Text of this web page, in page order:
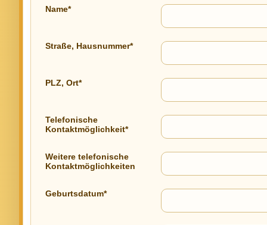
Name*
Straße, Hausnummer*
PLZ, Ort*
Telefonische
Kontaktmöglichkeit*
Weitere telefonische
Kontaktmöglichkeiten
Geburtsdatum*